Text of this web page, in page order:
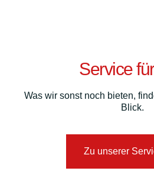
Service
Was wir sonst noch bieten,
Blick.
Zu unserer